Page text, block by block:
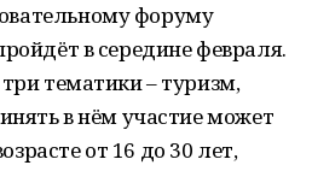
форуму
в середине февраля.
тематики – туризм,
в нём участие может
от 16 до 30 лет,